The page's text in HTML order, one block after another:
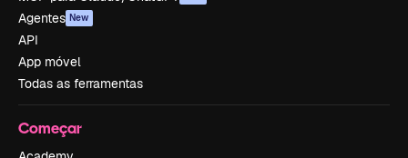
Agentes New
API
App móvel
Todas as ferramentas
Começar